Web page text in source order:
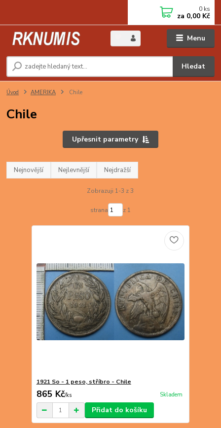
Menu
Hledat
0 ks
za 0,00 Kč
Úvod AMERIKA Chile
Chile
Upřesnit parametry
Nejnovější Nejlevnější Nejdražší
Zobrazuji 1-3 z 3
strana z 1
1921 So - 1 peso, stříbro - Chile
865 Kč/ks Skladem
Přidat do košíku